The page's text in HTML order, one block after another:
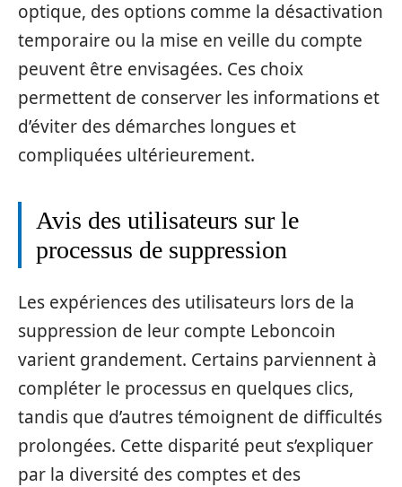
optique, des options comme la désactivation
temporaire ou la mise en veille du compte
peuvent être envisagées. Ces choix
permettent de conserver les informations et
d’éviter des démarches longues et
compliquées ultérieurement.
Avis des utilisateurs sur le
processus de suppression
Les expériences des utilisateurs lors de la
suppression de leur compte Leboncoin
varient grandement. Certains parviennent à
compléter le processus en quelques clics,
tandis que d’autres témoignent de difficultés
prolongées. Cette disparité peut s’expliquer
par la diversité des comptes et des